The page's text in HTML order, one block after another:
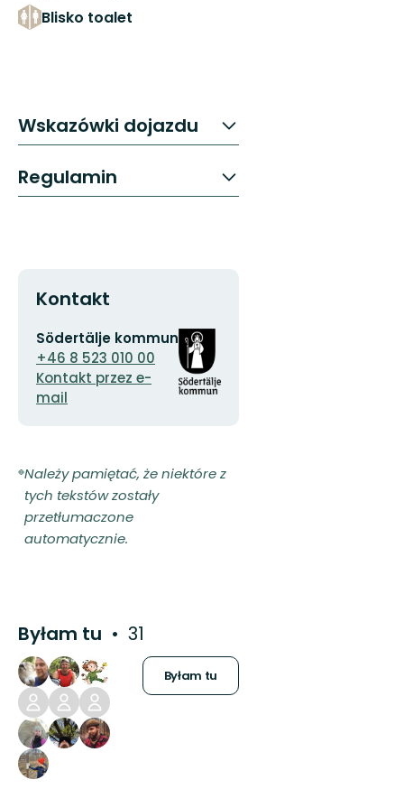
Blisko toalet
Wskazówki dojazdu
Regulamin
Kontakt
Adres
e-
mail
Södertälje kommun
+46 8 523 010 00
Kontakt przez e-
mail
Logotyp
organizacji
Należy pamiętać, że niektóre z
tych tekstów zostały
przetłumaczone
automatycznie.
Byłam tu 31
Byłam tu